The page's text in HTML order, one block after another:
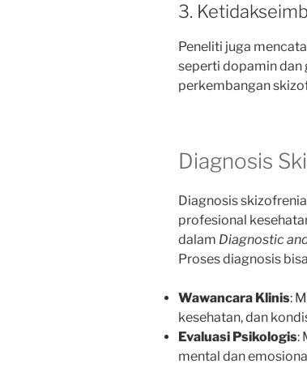
3.
Peneliti juga
seperti dopamin
perkembangan
Diagnosis
Diagnosis
profesional
dalam Diagnostic
Proses diagnosis
Wawancara Klinis:
kesehatan, dan
Evaluasi Psikologis:
mental dan